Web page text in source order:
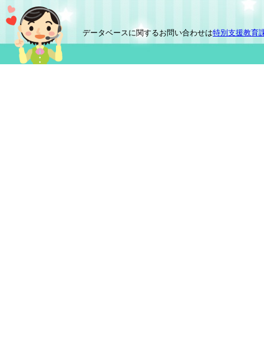
データベースに関するお問い合わせは特別支援教育